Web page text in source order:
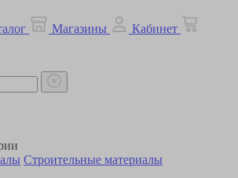
Магазины
Кабинет
Строительные материалы